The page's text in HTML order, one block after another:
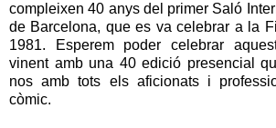
compleixen 40 anys del primer Saló
de Barcelona, que es va celebrar a la
1981. Esperem poder celebrar
vinent amb una 40 edició presencial
nos amb tots els aficionats i
còmic.